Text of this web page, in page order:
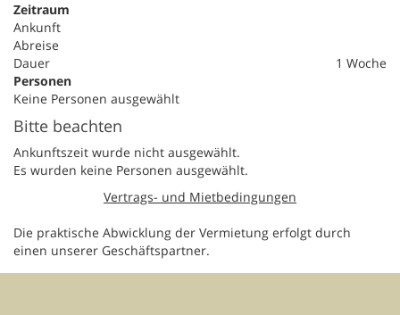
Zeitraum
Ankunft
Abreise
Dauer
1 Woche
Personen
Keine Personen ausgewählt
Bitte beachten
Ankunftszeit wurde nicht ausgewählt.
Es wurden keine Personen ausgewählt.
Vertrags- und Mietbedingungen
Die praktische Abwicklung der Vermietung erfolgt durch
einen unserer Geschäftspartner.